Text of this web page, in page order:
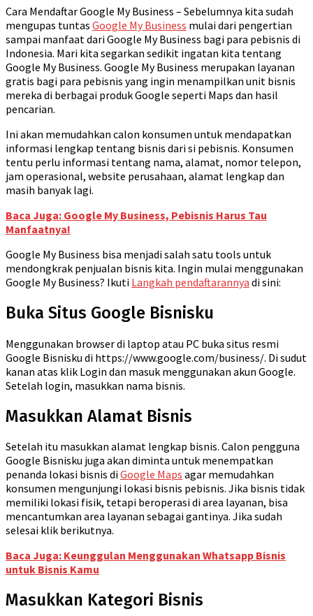
Cara Mendaftar Google My Business – Sebelumnya kita sudah
mengupas tuntas Google My Business mulai dari pengertian
sampai manfaat dari Google My Business bagi para pebisnis di
Indonesia. Mari kita segarkan sedikit ingatan kita tentang
Google My Business. Google My Business merupakan layanan
gratis bagi para pebisnis yang ingin menampilkan unit bisnis
mereka di berbagai produk Google seperti Maps dan hasil
pencarian.
Ini akan memudahkan calon konsumen untuk mendapatkan
informasi lengkap tentang bisnis dari si pebisnis. Konsumen
tentu perlu informasi tentang nama, alamat, nomor telepon,
jam operasional, website perusahaan, alamat lengkap dan
masih banyak lagi.
Baca Juga: Google My Business, Pebisnis Harus Tau
Manfaatnya!
Google My Business bisa menjadi salah satu tools untuk
mendongkrak penjualan bisnis kita. Ingin mulai menggunakan
Google My Business? Ikuti Langkah pendaftarannya di sini:
Buka Situs Google Bisnisku
Menggunakan browser di laptop atau PC buka situs resmi
Google Bisnisku di https://www.google.com/business/. Di sudut
kanan atas klik Login dan masuk menggunakan akun Google.
Setelah login, masukkan nama bisnis.
Masukkan Alamat Bisnis
Setelah itu masukkan alamat lengkap bisnis. Calon pengguna
Google Bisnisku juga akan diminta untuk menempatkan
penanda lokasi bisnis diGoogle Maps agar memudahkan
konsumen mengunjungi lokasi bisnis pebisnis. Jika bisnis tidak
memiliki lokasi fisik, tetapi beroperasi di area layanan, bisa
mencantumkan area layanan sebagai gantinya. Jika sudah
selesai klik berikutnya.
Baca Juga: Keunggulan Menggunakan Whatsapp Bisnis
untuk Bisnis Kamu
Masukkan Kategori Bisnis